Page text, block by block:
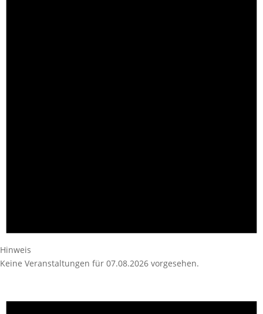
Hinweis
Keine Veranstaltungen für 07.08.2026 vorgesehen.